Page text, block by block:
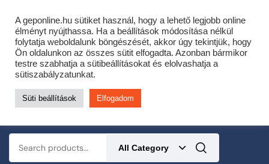
Cofidis expressz online áruhitel 0 % THM-el 10 hónapra!
Most minden akciós HQ láncfűrészhez ajándékba adunk egy fűrészláncot!
Részletek ide kattintva!
KERTÉSZETI – ERDÉSZETI – ÉPÍTŐIPARI GÉP WEBSHOP
All Category
A geponline.hu sütiket használ, hogy a lehető legjobb online
élményt nyújthassa. Ha a beállítások módosítása nélkül
folytatja weboldalunk böngészését, akkor úgy tekintjük, hogy
Ön oldalunkon az összes sütit elfogadta. Azonban bármikor
testre szabhatja a sütibeállításokat és elolvashatja a
sütiszabályzatunkat.
Süti beállítások Elfogadom